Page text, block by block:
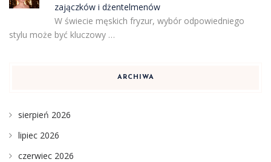
zajączków i dżentelmenów
W świecie męskich fryzur, wybór odpowiedniego
stylu może być kluczowy …
ARCHIWA
sierpień 2026
lipiec 2026
czerwiec 2026